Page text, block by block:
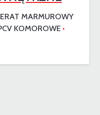
MARMUROWY
KOMOROWE •